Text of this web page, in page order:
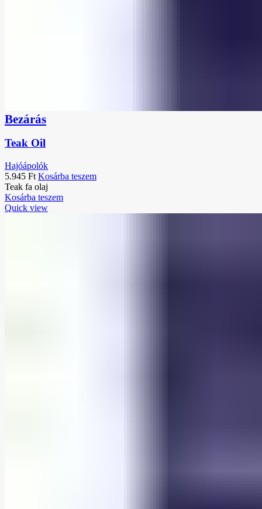
Bezárás
Teak Oil
Hajóápolók
5.945 Ft Kosárba teszem
Teak fa olaj
Kosárba teszem
Quick view